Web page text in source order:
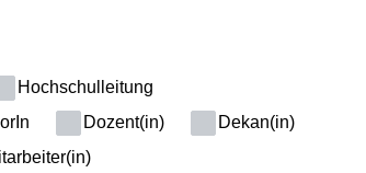
Hochschulleitung
Dozent(in)
Dekan(in)